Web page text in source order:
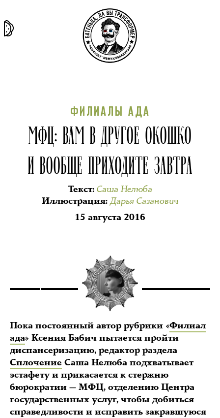
ФИЛИАЛЫ АДА
МФЦ: ВАМ В ДРУГОЕ ОКОШКО
И ВООБЩЕ ПРИХОДИТЕ ЗАВТРА
Текст: Саша Нелюба
Иллюстрация:Дарья Сазанович
15 августа 2016
Пока постоянный автор рубрики «Филиал
ада» Ксения Бабич пытается пройти
диспансеризацию, редактор раздела
Сплочение Саша Нелюба подхватывает
эстафету и прикасается к стержню
бюрократии — МФЦ, отделению Центра
государственных услуг, чтобы добиться
справедливости и исправить закравшуюся